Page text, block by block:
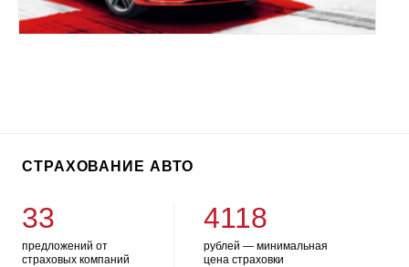
СТРАХОВАНИЕ АВТО
33
предложений от
страховых компаний
4118
рублей — минимальная
цена страховки